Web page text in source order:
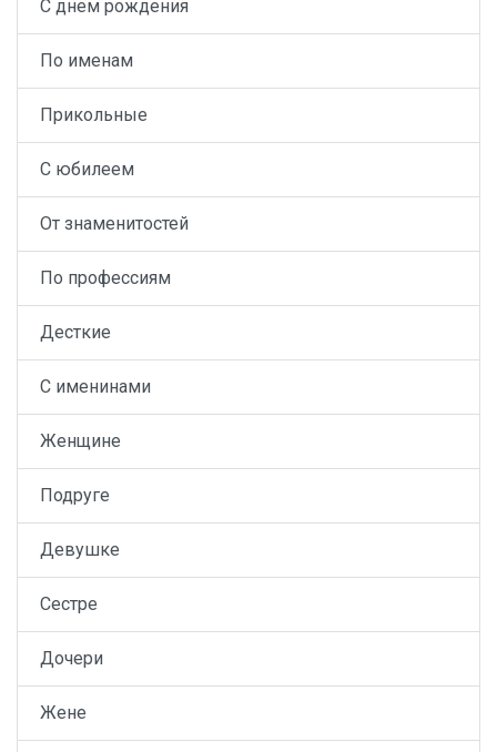
С днем рождения
По именам
Прикольные
С юбилеем
От знаменитостей
По профессиям
Десткие
С именинами
Женщине
Подруге
Девушке
Сестре
Дочери
Жене